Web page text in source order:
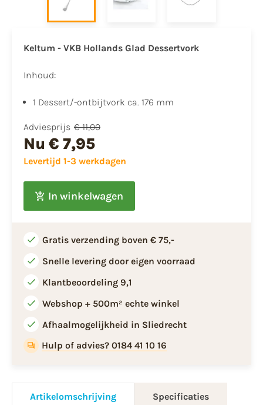
Keltum - VKB Hollands Glad Dessertvork
Inhoud:
1 Dessert/-ontbijtvork ca. 176 mm
Adviesprijs € 11,00
Nu € 7,95
Levertijd 1-3 werkdagen
In winkelwagen
Gratis verzending boven € 75,-
Snelle levering door eigen voorraad
Klantbeoordeling 9,1
Webshop + 500m² echte winkel
Afhaalmogelijkheid in Sliedrecht
Hulp of advies? 0184 41 10 16
Artikelomschrijving Specificaties